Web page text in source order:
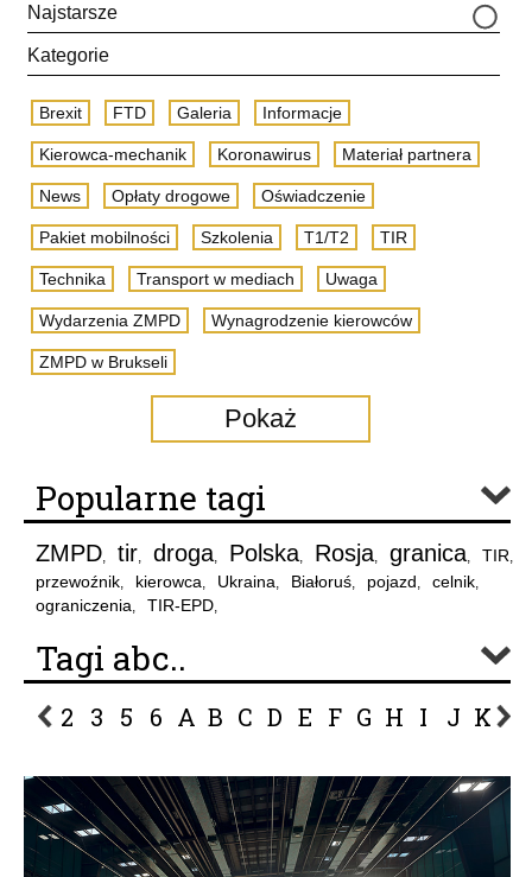
Najstarsze
Kategorie
Brexit FTD Galeria Informacje
Kierowca-mechanik Koronawirus Materiał partnera
News Opłaty drogowe Oświadczenie
Pakiet mobilności Szkolenia T1/T2 TIR
Technika Transport w mediach Uwaga
Wydarzenia ZMPD Wynagrodzenie kierowców
ZMPD w Brukseli
Pokaż
Popularne tagi
ZMPD, tir, droga, Polska, Rosja, granica, TIR,
przewoźnik, kierowca, Ukraina, Białoruś, pojazd, celnik,
ograniczenia, TIR-EPD,
Tagi abc..
2 3 5 6 A B C D E F G H I J K L